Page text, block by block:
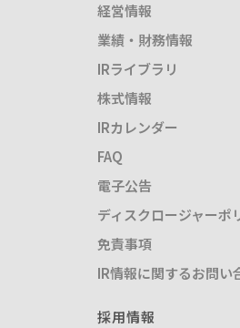
経営情報
業績・財務情報
IRライブラリ
株式情報
IRカレンダー
FAQ
電子公告
ディスクロージャーポ
免責事項
IR情報に関するお問い
採用情報